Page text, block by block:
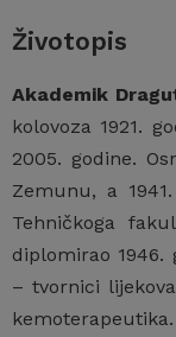
Životopis
Akademik
kolovoza 1921.
2005. godine.
Zemunu, a
Tehničkoga
diplomirao 1946.
– tvornici